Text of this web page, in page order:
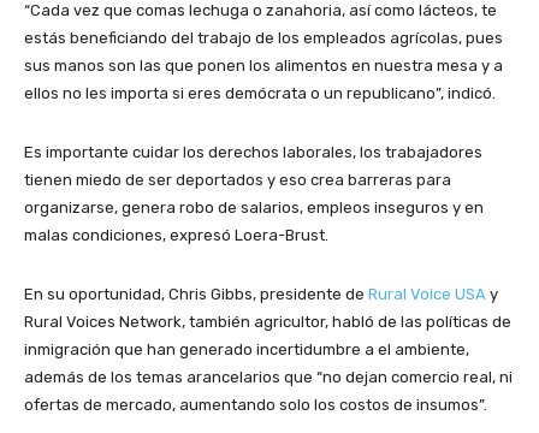
“Cada vez que comas lechuga o zanahoria, así como lácteos, te
estás beneficiando del trabajo de los empleados agrícolas, pues
sus manos son las que ponen los alimentos en nuestra mesa y a
ellos no les importa si eres demócrata​ o un republicano”, indicó.
Es importante cuidar los derechos laborales, los trabajadores
tienen miedo de ser deportados y eso crea barreras para
organizarse, genera robo de salarios, empleos inseguros y en
malas condiciones, expresó Loera-Brust.
En su oportunidad, Chris Gibbs, presidente de Rural Voice USA y
Rural Voices Network, también agricultor, habló de las políticas de
inmigración que han generado incertidumbre a el ambiente,
además de los temas arancelarios que “no dejan comercio real, ni
ofertas de mercado, aumentando solo los costos de insumos”.